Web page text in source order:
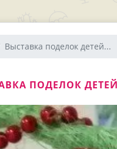
Выставка поделок детей...
ПОДЕЛОК